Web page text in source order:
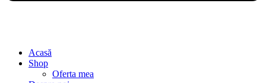
Acasă
Shop
Oferta mea